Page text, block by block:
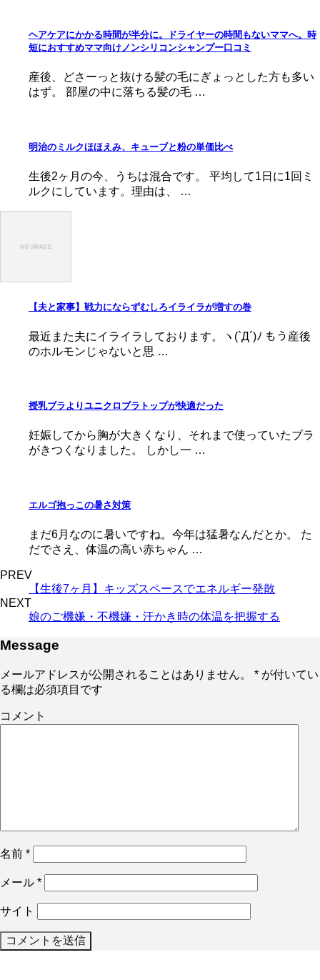
ヘアケアにかかる時間が半分に。ドライヤーの時間もないママへ。時
短におすすめママ向けノンシリコンシャンプー口コミ
産後、どさーっと抜ける髪の毛にぎょっとした方も多い
はず。 部屋の中に落ちる髪の毛 …
明治のミルクほほえみ、キューブと粉の単価比べ
生後2ヶ月の今、うちは混合です。 平均して1日に1回ミ
ルクにしています。理由は、 …
【夫と家事】戦力にならずむしろイライラが増すの巻
最近また夫にイライラしております。ヽ(`Д´)ﾉ もう産後
のホルモンじゃないと思 …
授乳ブラよりユニクロブラトップが快適だった
妊娠してから胸が大きくなり、それまで使っていたブラ
がきつくなりました。 しかし一 …
エルゴ抱っこの暑さ対策
まだ6月なのに暑いですね。今年は猛暑なんだとか。 た
だでさえ、体温の高い赤ちゃん …
PREV
【生後7ヶ月】キッズスペースでエネルギー発散
NEXT
娘のご機嫌・不機嫌・汗かき時の体温を把握する
Message
メールアドレスが公開されることはありません。 * が付いてい
る欄は必須項目です
コメント
名前 *
メール *
サイト